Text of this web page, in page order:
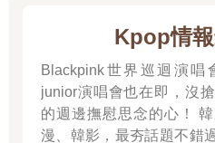
Kpop情
Blackpink世界巡迴演唱
junior演唱會也在即，沒
的週邊撫慰思念的心！
漫、韓影，最夯話題不錯